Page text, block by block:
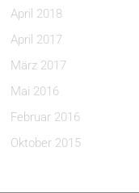
April 2018
April 2017
März 2017
Mai 2016
Februar 2016
Oktober 2015